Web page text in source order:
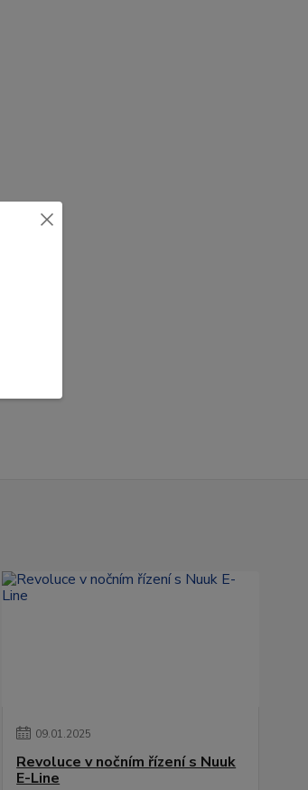
09.01.2025
Revoluce v nočním řízení s Nuuk
E-Line